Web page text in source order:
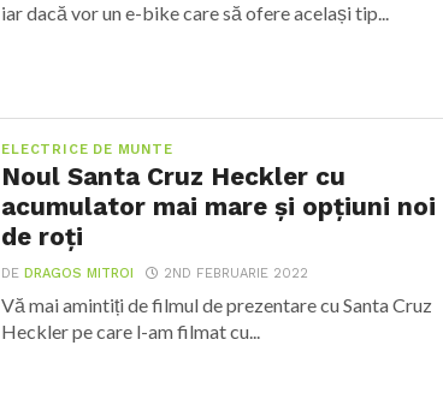
iar dacă vor un e-bike care să ofere același tip...
ELECTRICE DE MUNTE
Noul Santa Cruz Heckler cu
acumulator mai mare și opțiuni noi
de roți
DE DRAGOS MITROI 2ND FEBRUARIE 2022
Vă mai amintiți de filmul de prezentare cu Santa Cruz
Heckler pe care l-am filmat cu...